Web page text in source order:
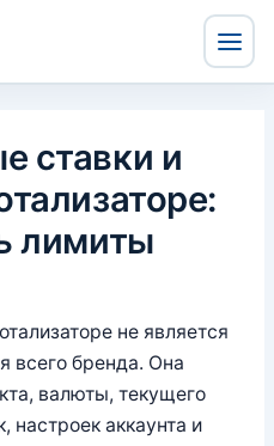
ставки и
лимиты
не является
всего бренда. Она
валюты, текущего
настроек аккаунта и